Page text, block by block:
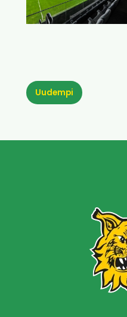
Uudempi